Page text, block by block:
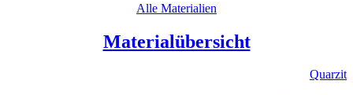
Alle Materialien
Materialübersicht
Quarzit